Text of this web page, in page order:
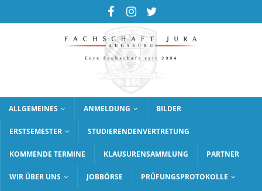
ALLGEMEINES ANMELDUNG BILDER
ERSTSEMESTER STUDIERENDENVERTRETUNG
KOMMENDE TERMINE KLAUSURENSAMMLUNG PARTNER
WIR ÜBER UNS JOBBÖRSE PRÜFUNGSPROTOKOLLE